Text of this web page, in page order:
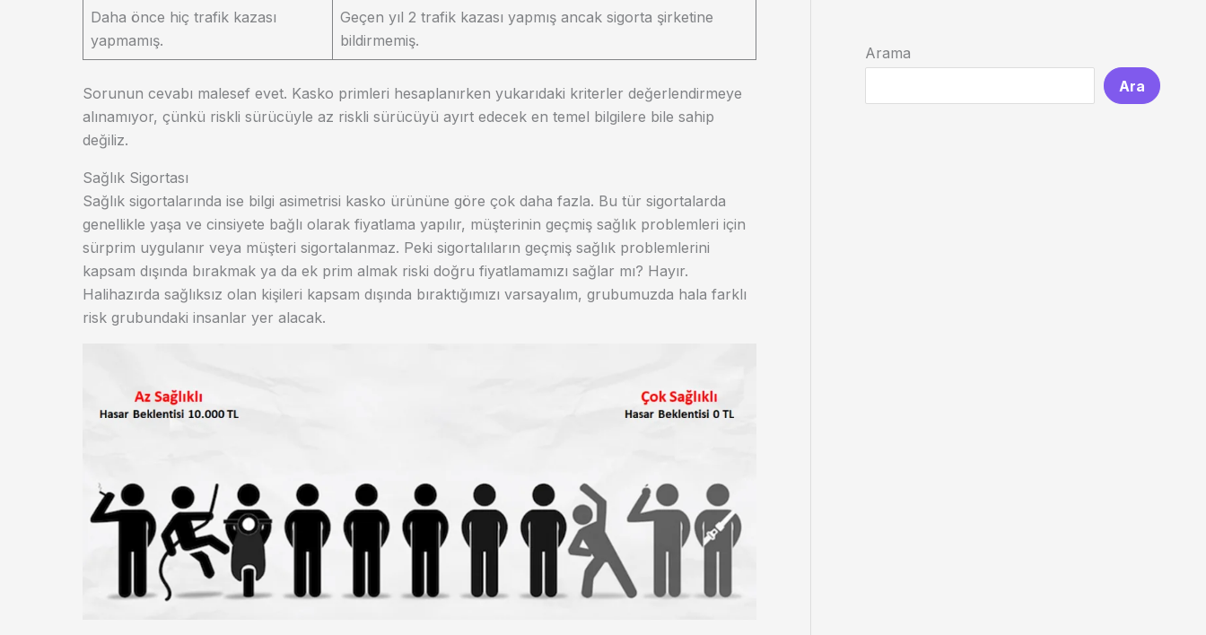
Daha önce hiç trafik kazası
yapmamış.
Geçen yıl 2 trafik kazası yapmış ancak sigorta şirketine
bildirmemiş.
Sorunun cevabı malesef evet. Kasko primleri hesaplanırken yukarıdaki kriterler değerlendirmeye
alınamıyor, çünkü riskli sürücüyle az riskli sürücüyü ayırt edecek en temel bilgilere bile sahip
değiliz.
Sağlık Sigortası
Sağlık sigortalarında ise bilgi asimetrisi kasko ürününe göre çok daha fazla. Bu tür sigortalarda
genellikle yaşa ve cinsiyete bağlı olarak fiyatlama yapılır, müşterinin geçmiş sağlık problemleri için
sürprim uygulanır veya müşteri sigortalanmaz. Peki sigortalıların geçmiş sağlık problemlerini
kapsam dışında bırakmak ya da ek prim almak riski doğru fiyatlamamızı sağlar mı? Hayır.
Halihazırda sağlıksız olan kişileri kapsam dışında bıraktığımızı varsayalım, grubumuzda hala farklı
risk grubundaki insanlar yer alacak.
Arama
Ara